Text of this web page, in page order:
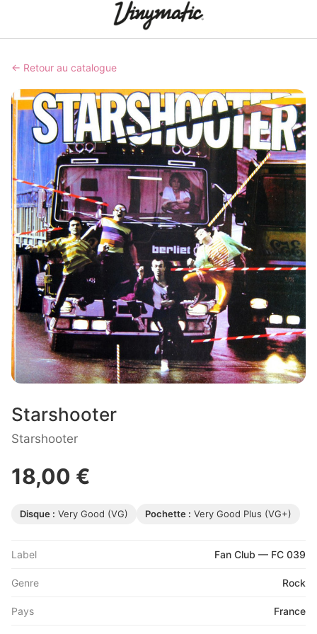
← Retour au catalogue
Starshooter
Starshooter
18,00 €
Disque : Very Good (VG) Pochette : Very Good Plus (VG+)
Label Fan Club — FC 039
Genre Rock
Pays France